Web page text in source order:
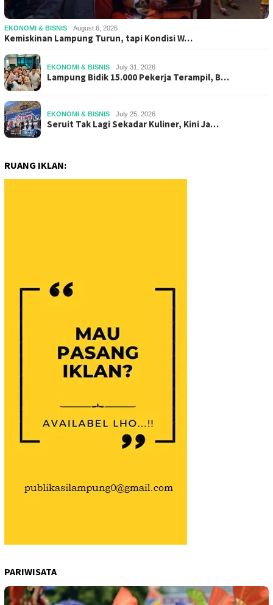
EKONOMI & BISNIS August 6, 2026
Kemiskinan Lampung Turun, tapi Kondisi W…
EKONOMI & BISNIS July 31, 2026
Lampung Bidik 15.000 Pekerja Terampil, B…
EKONOMI & BISNIS July 25, 2026
Seruit Tak Lagi Sekadar Kuliner, Kini Ja…
RUANG IKLAN:
PARIWISATA